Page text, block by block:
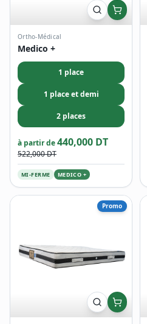
Ortho-Médical
Medico +
1 place
1 place et demi
2 places
à partir de440,000 DT
522,000 DT
MI-FERME MEDICO +
Promo